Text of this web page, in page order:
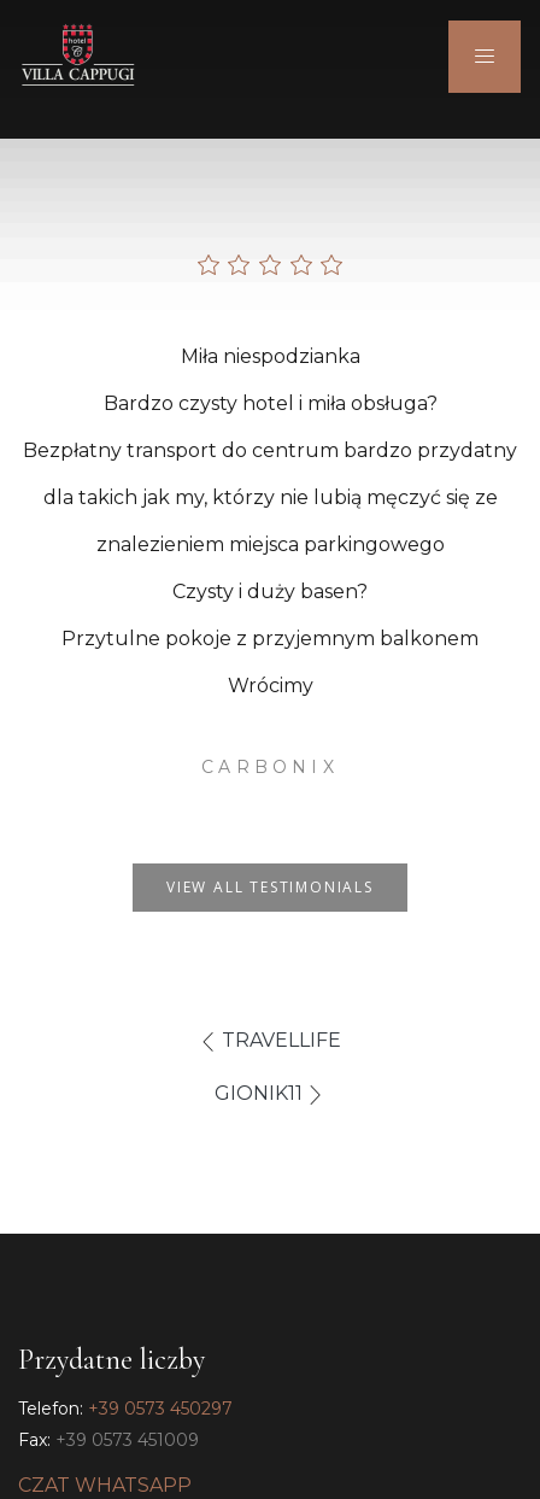
Miła niespodzianka
Bardzo czysty hotel i miła obsługa?
Bezpłatny transport do centrum bardzo przydatny
dla takich jak my, którzy nie lubią męczyć się ze
znalezieniem miejsca parkingowego
Czysty i duży basen?
Przytulne pokoje z przyjemnym balkonem
Wrócimy
CARBONIX
VIEW ALL TESTIMONIALS
TRAVELLIFE
GIONIK11
Przydatne liczby
Telefon: +39 0573 450297
Fax: +39 0573 451009
CZAT WHATSAPP